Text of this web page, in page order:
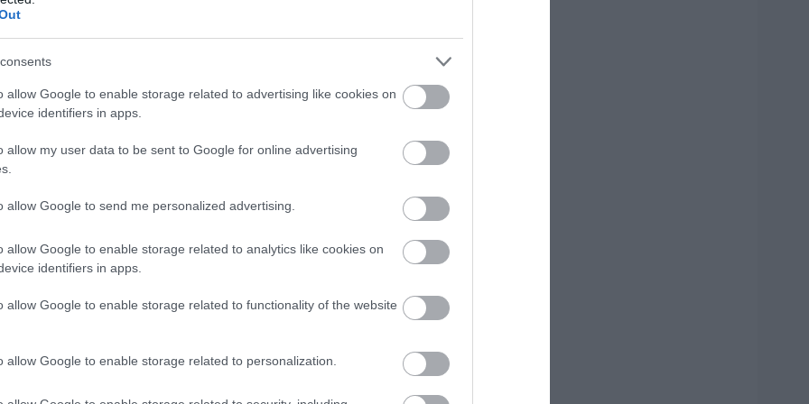
allow Google to enable storage related to advertising like cookies on
identifiers in apps.
allow my user data to be sent to Google for online advertising
allow Google to send me personalized advertising.
allow Google to enable storage related to analytics like cookies on
identifiers in apps.
allow Google to enable storage related to functionality of the website
allow Google to enable storage related to personalization.
καμπής
εισέρχεται σε μια περίοδο δομικών αλλαγών,
προωθεί τη θεσμοθέτηση αυτόνομου
Εθνικό Σύστημα Υγείας (ΕΣΥ)
με δημόσια τοποθέτηση του
παρουσιάζεται ως μία από τις πιο
των τελευταίων ετών.
σε ένα χρόνιο πρόβλημα:
και επαγγελματική
προσωπικού
ραχοκοκαλιά» του ΕΣΥ
που παρατίθενται στο δημόσιο διάλογο:
τελευταία χρόνια